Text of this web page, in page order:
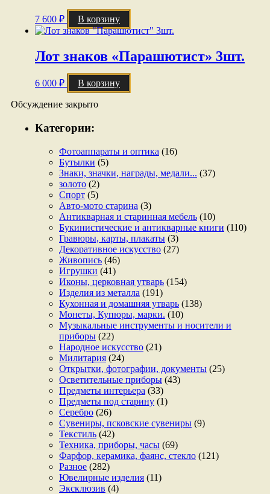
7 600 ₽ В корзину
Лот знаков «Парашютист» 3шт.
6 000 ₽ В корзину
Обсуждение закрыто
Категории:
Фотоаппараты и оптика (16)
Бутылки (5)
Знаки, значки, награды, медали... (37)
золото (2)
Спорт (5)
Авто-мото старина (3)
Антикварная и старинная мебель (10)
Букинистические и антикварные книги (110)
Гравюры, карты, плакаты (3)
Декоративное искусство (27)
Живопись (46)
Игрушки (41)
Иконы, церковная утварь (154)
Изделия из металла (191)
Кухонная и домашняя утварь (138)
Монеты, Купюры, марки. (10)
Музыкальные инструменты и носители и
приборы (22)
Народное искусство (21)
Милитария (24)
Открытки, фотографии, документы (25)
Осветительные приборы (43)
Предметы интерьера (33)
Предметы под старину (1)
Серебро (26)
Сувениры, псковские сувениры (9)
Текстиль (42)
Техника, приборы, часы (69)
Фарфор, керамика, фаянс, стекло (121)
Разное (282)
Ювелирные изделия (11)
Эксклюзив (4)